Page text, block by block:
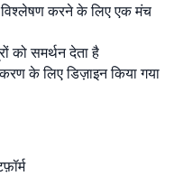
करने के लिए एक मंच
को समर्थन देता है
के लिए डिज़ाइन किया गया